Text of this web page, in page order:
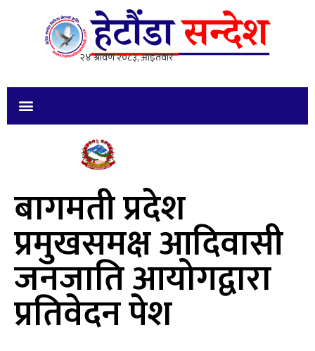
बागमती प्रदेश
प्रमुखसमक्ष आदिवासी
जनजाति आयोगद्वारा
प्रतिवेदन पेश